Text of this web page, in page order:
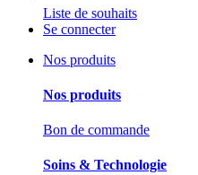
Liste de souhaits
Se connecter
Nos produits
Nos produits
Bon de commande
Soins & Technologie